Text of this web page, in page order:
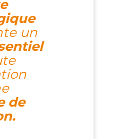
un
de